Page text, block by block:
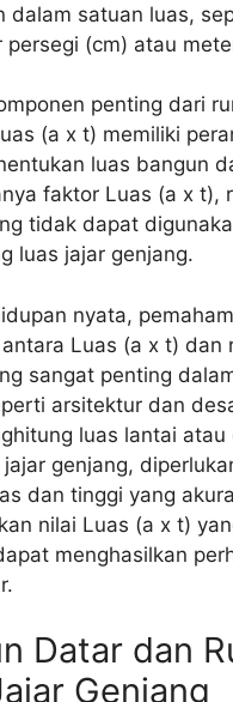
dalam satuan luas,
persegi (cm) atau
penting dari
(a x t) memiliki
luas bangun
faktor Luas (a x t),
tidak dapat
luas jajar genjang.
nyata,
Luas (a x t) dan
sangat penting
arsitektur dan
luas lantai atau
genjang,
dan tinggi yang
nilai Luas (a x t)
menghasilkan
Datar dan
Genjang